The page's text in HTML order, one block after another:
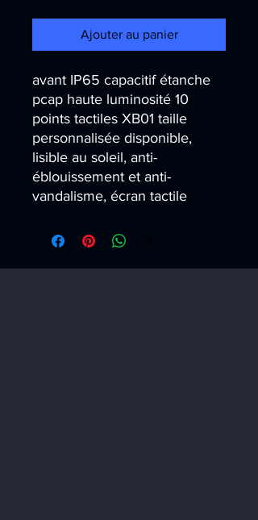
Ajouter au panier
avant IP65 capacitif étanche
pcap haute luminosité 10
points tactiles XB01 taille
personnalisée disponible,
lisible au soleil, anti-
éblouissement et anti-
vandalisme, écran tactile